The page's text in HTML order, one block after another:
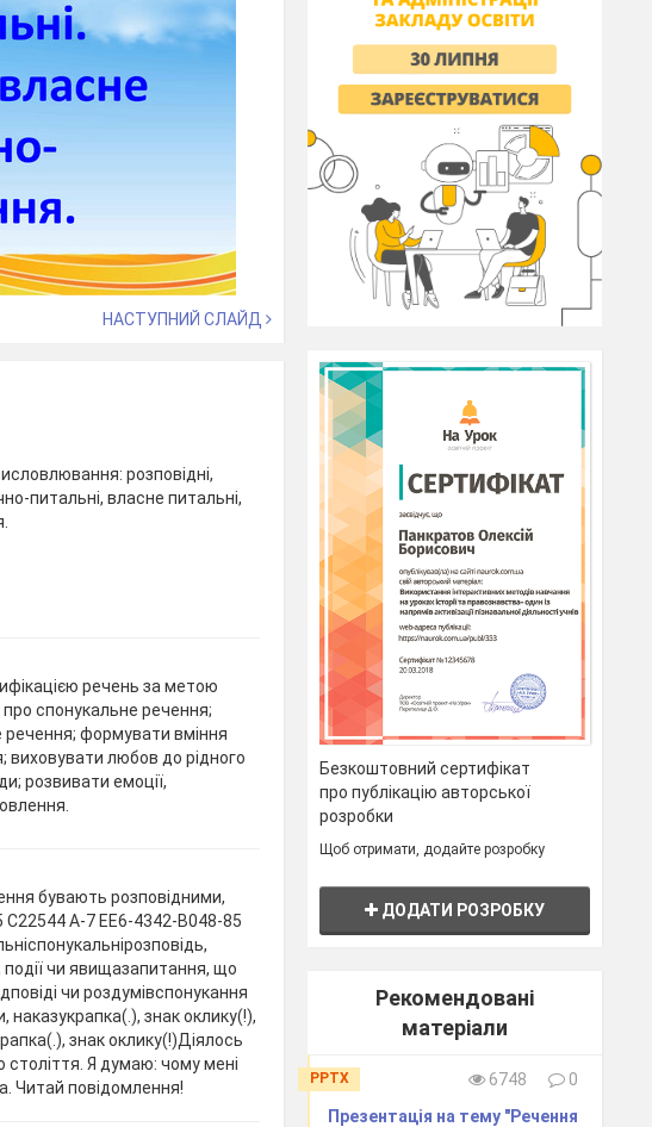
НАСТУПНИЙ СЛАЙД
розповідні,
питальні, власне питальні,
речень за метою
спонукальне речення;
формувати вміння
виховувати любов до рідного
розвивати емоції,
бувають розповідними,
A-7 EE6-4342-B048-85
чи явищазапитання, що
чи роздумівспонукання
наказукрапка(.), знак оклику(!),
знак оклику(!)Діялось
Я думаю: чому мені
Читай повідомлення!
Безкоштовний сертифікат
про публікацію авторської
розробки
Щоб отримати, додайте розробку
ДОДАТИ РОЗРОБКУ
Рекомендовані
матеріали
PPTX 6748
0
Презентація на тему "Речення